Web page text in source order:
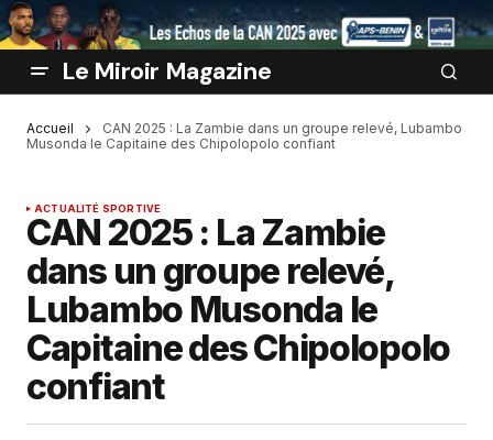
Le Miroir Magazine
Accueil
CAN 2025 : La Zambie dans un groupe relevé, Lubambo
Musonda le Capitaine des Chipolopolo confiant
ACTUALITÉ SPORTIVE
CAN 2025 : La Zambie
dans un groupe relevé,
Lubambo Musonda le
Capitaine des Chipolopolo
confiant